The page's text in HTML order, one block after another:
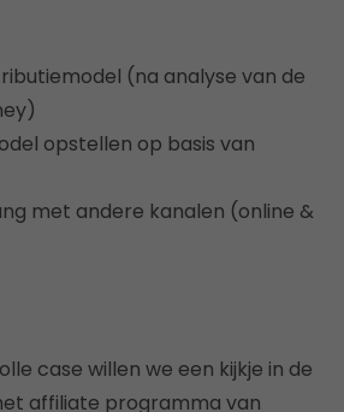
(na analyse van de
opstellen op basis van
met andere kanalen (online &
case willen we een kijkje in de
affiliate programma van